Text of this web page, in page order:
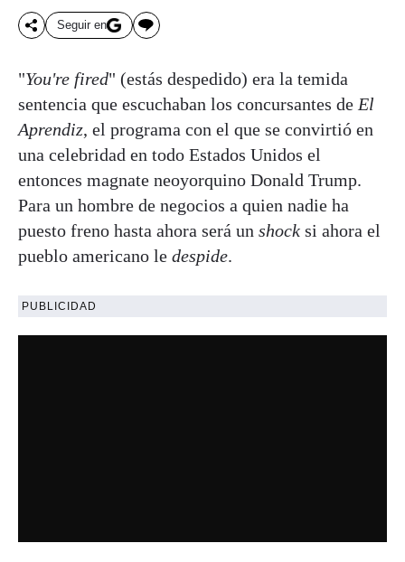
Seguir en
"You're fired" (estás despedido) era la temida
sentencia que escuchaban los concursantes de El
Aprendiz, el programa con el que se convirtió en
una celebridad en todo Estados Unidos el
entonces magnate neoyorquino Donald Trump.
Para un hombre de negocios a quien nadie ha
puesto freno hasta ahora será un shock si ahora el
pueblo americano le despide.
PUBLICIDAD